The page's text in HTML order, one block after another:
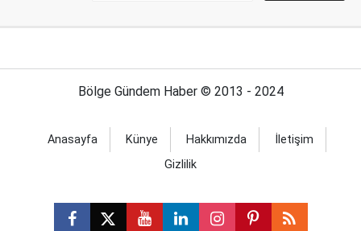
Bölge Gündem Haber © 2013 - 2024
Anasayfa Künye Hakkımızda
İletişim
Gizlilik